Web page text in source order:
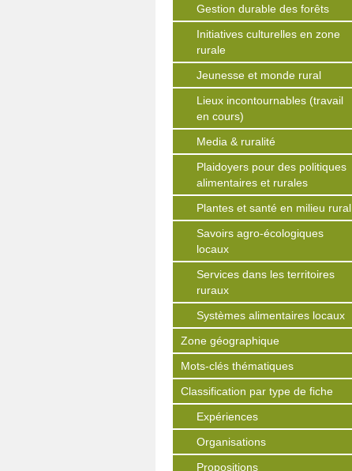
Gestion durable des forêts
Initiatives culturelles en zone
rurale
Jeunesse et monde rural
Lieux incontournables (travail
en cours)
Media & ruralité
Plaidoyers pour des politiques
alimentaires et rurales
Plantes et santé en milieu rural
Savoirs agro-écologiques
locaux
Services dans les territoires
ruraux
Systèmes alimentaires locaux
Zone géographique
Mots-clés thématiques
Classification par type de fiche
Expériences
Organisations
Propositions